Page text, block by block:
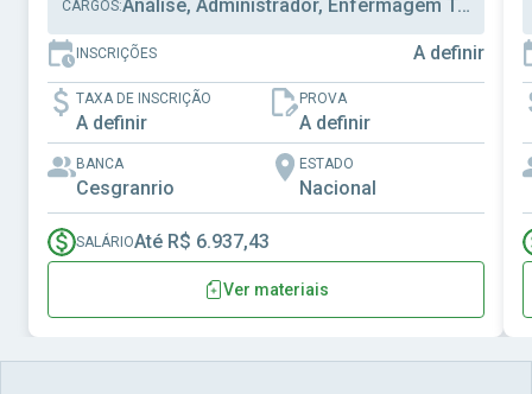
CARGOS: Análise, Administrador, Enfermagem Trabalho
INSCRIÇÕES A definir
TAXA DE INSCRIÇÃO
A definir
PROVA
A definir
BANCA
Cesgranrio
ESTADO
Nacional
SALÁRIOAté R$ 6.937,43
Ver materiais